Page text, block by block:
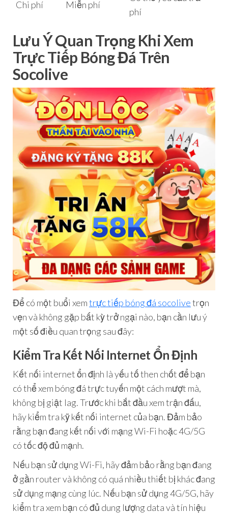
Chi phí Miễn phí
phí
Lưu Ý Quan Trọng Khi Xem
Trực Tiếp Bóng Đá Trên
Socolive
Để có một buổi xemtrực tiếp bóng đá socolivetrọn
vẹn và không gặp bất kỳ trở ngại nào, bạn cần lưu ý
một số điều quan trọng sau đây:
Kiểm Tra Kết Nối Internet Ổn Định
Kết nối internet ổn định là yếu tố then chốt để bạn
có thể xem bóng đá trực tuyến một cách mượt mà,
không bị giật lag. Trước khi bắt đầu xem trận đấu,
hãy kiểm tra kỹ kết nối internet của bạn. Đảm bảo
rằng bạn đang kết nối với mạng Wi-Fi hoặc 4G/5G
có tốc độ đủ mạnh.
Nếu bạn sử dụng Wi-Fi, hãy đảm bảo rằng bạn đang
ở gần router và không có quá nhiều thiết bị khác đang
sử dụng mạng cùng lúc. Nếu bạn sử dụng 4G/5G, hãy
kiểm tra xem bạn có đủ dung lượng data và tín hiệu